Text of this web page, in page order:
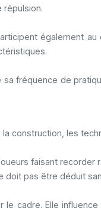
répulsion.
également au
fréquence de
construction, les
faisant
pas être déduit
cadre. Elle